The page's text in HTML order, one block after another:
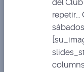
del
repetir…